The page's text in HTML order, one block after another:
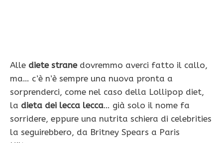
Alle diete stranedovremmo averci fatto il callo,
ma… c’è n’è sempre una nuova pronta a
sorprenderci, come nel caso della Lollipop diet,
la dieta dei lecca lecca… già solo il nome fa
sorridere, eppure una nutrita schiera di celebrities
la seguirebbero, da Britney Spears a Paris